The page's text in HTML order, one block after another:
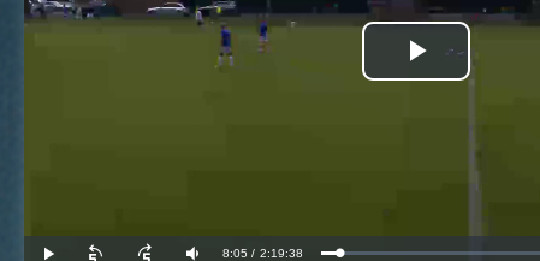
Přehrát
video
Aktuální
8:05 / Doba
2:19:38 Načteno: